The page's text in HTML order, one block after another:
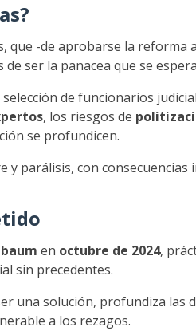
que -de aprobarse la reforma
de ser la panacea que se
de funcionarios
, los riesgos de
se profundicen.
parálisis, con consecuencias
en octubre de 2024,
sin precedentes.
una solución, profundiza las
a los rezagos.